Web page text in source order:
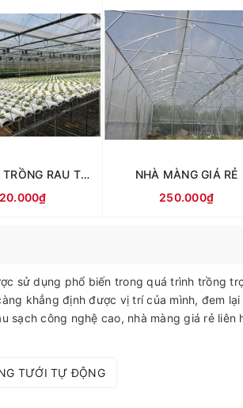
HỆ THỐNG TRỒNG RAU THỦY CANH TRỌN GÓI
NHÀ MÀNG GIÁ RẺ
250.000₫
sử dụng phổ biến trong quá trình trồng
khẳng định được vị trí của mình, đem lại
sạch công nghệ cao, nhà màng giá rẻ liên
TƯỚI TỰ ĐỘNG